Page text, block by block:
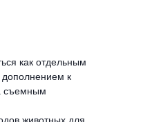
как отдельным
дополнением к
съемным